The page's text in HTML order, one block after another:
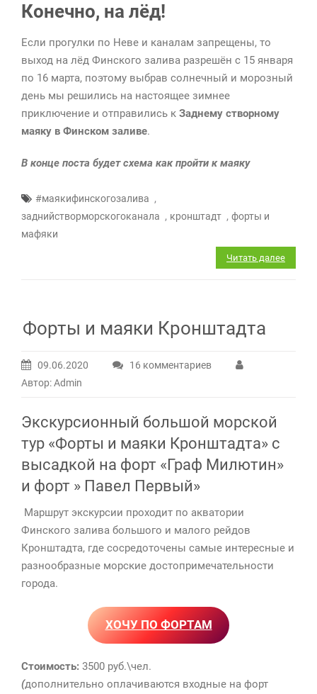
Конечно, на лёд!
Если прогулки по Неве и каналам запрещены, то
выход на лёд Финского залива разрешён с 15 января
по 16 марта, поэтому выбрав солнечный и морозный
день мы решились на настоящее зимнее
приключение и отправились к Заднему створному
маяку в Финском заливе.
В конце поста будет схема как пройти к маяку
#маякифинскогозалива ,
заднийстворморскогоканала , кронштадт , форты и
мафяки
Читать далее
Форты и маяки Кронштадта
09.06.2020 16 комментариевк
и
маяки
Кронштадта
Автор: Admin
Экскурсионный большой морской
тур «Форты и маяки Кронштадта» с
высадкой на форт «Граф Милютин»
и форт » Павел Первый»
Маршрут экскурсии проходит по акватории
Финского залива большого и малого рейдов
Кронштадта, где сосредоточены самые интересные и
разнообразные морские достопримечательности
города.
ХОЧУ ПО ФОРТАМ
Стоимость: 3500 руб.\чел.
(дополнительно оплачиваются входные на форт